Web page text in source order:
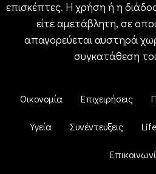
επισκέπτες. Η χρήση ή η
είτε αμετάβλητη, σε
απαγορεύεται αυστηρά
συγκατάθεση
Οικονομία Επιχειρήσεις
Υγεία Συνέντευξεις